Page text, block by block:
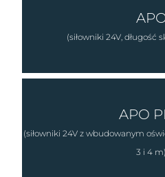
(siłowniki 24V, długość
APO
(siłowniki 24V z wbudowanym
3 i 4 m)